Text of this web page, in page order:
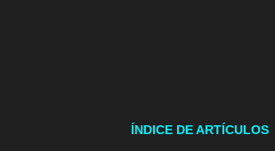
ÍNDICE DE ARTÍCULOS